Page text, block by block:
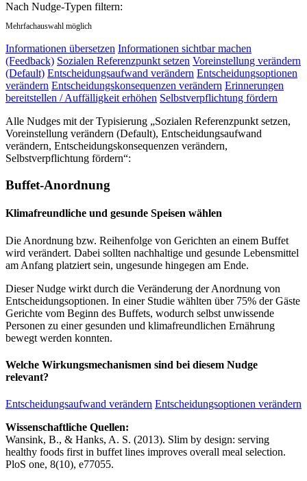
Nach Nudge-Typen filtern:
Mehrfachauswahl möglich
Informationen übersetzen Informationen sichtbar machen
(Feedback) Sozialen Referenzpunkt setzen Voreinstellung verändern
(Default) Entscheidungsaufwand verändern Entscheidungsoptionen
verändern Entscheidungskonsequenzen verändern Erinnerungen
bereitstellen / Auffälligkeit erhöhen Selbstverpflichtung fördern
Alle Nudges mit der Typisierung „Sozialen Referenzpunkt setzen,
Voreinstellung verändern (Default), Entscheidungsaufwand
verändern, Entscheidungskonsequenzen verändern,
Selbstverpflichtung fördern“:
Buffet-Anordnung
Klimafreundliche und gesunde Speisen wählen
Die Anordnung bzw. Reihenfolge von Gerichten an einem Buffet
wird verändert. Dabei sollten nachhaltige und gesunde Lebensmittel
am Anfang platziert sein, ungesunde hingegen am Ende.
Dieser Nudge wirkt durch die Veränderung der Anordnung von
Entscheidungsoptionen. In einer Studie wählten über 75% der Gäste
Gerichte vom Beginn des Buffets, wodurch selbst unwissende
Personen zu einer gesunden und klimafreundlichen Ernährung
bewegt werden konnten.
Welche Wirkungsmechanismen sind bei diesem Nudge
relevant?
Entscheidungsaufwand verändern Entscheidungsoptionen verändern
Wissenschaftliche Quellen:
Wansink, B., & Hanks, A. S. (2013). Slim by design: serving
healthy foods first in buffet lines improves overall meal selection.
PloS one, 8(10), e77055.